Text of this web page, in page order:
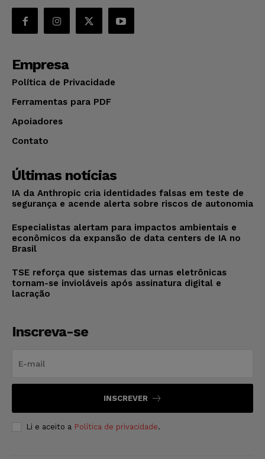
Empresa
Política de Privacidade
Ferramentas para PDF
Apoiadores
Contato
Últimas notícias
IA da Anthropic cria identidades falsas em teste de
segurança e acende alerta sobre riscos de autonomia
Especialistas alertam para impactos ambientais e
econômicos da expansão de data centers de IA no
Brasil
TSE reforça que sistemas das urnas eletrônicas
tornam-se invioláveis após assinatura digital e
lacração
Inscreva-se
INSCREVER
Li e aceito a Política de privacidade.